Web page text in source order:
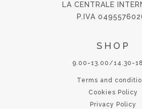
LA CENTRALE
P.IVA
SHOP
9.00-13.00/14.30-
Terms and
Cookies Policy
Privacy Policy